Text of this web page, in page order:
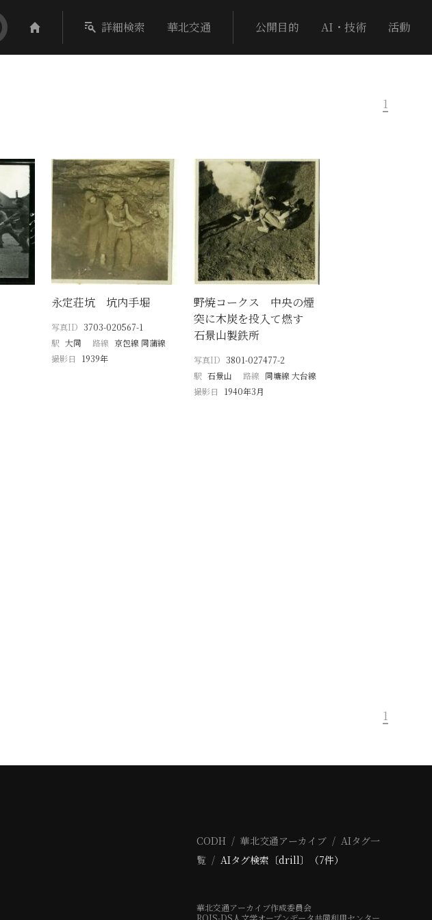
詳細検索 華北交通 公開目的 AI・技術 活動
1
永定荘坑 坑内手堀
写真ID 3703-020567-1
駅 大同 路線 京包線 同蒲線
撮影日
1939年
野焼コークス 中央の煙
突に木炭を投入て燃す
石景山製鉄所
写真ID 3801-027477-2
駅 石景山 路線 同塘線 大台線
撮影日
1940年3月
1
CODH 華北交通アーカイブ
AIタグ一
覧
AIタグ検索〔drill〕（7件）
華北交通アーカイブ作成委員会
ROIS-DS人文学オープンデータ共同利用センター